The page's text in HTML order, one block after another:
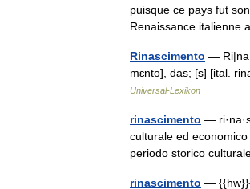
puisque ce pays fut
Renaissance
Rinascimento —
mɛnto], das; [s] [ital.
Universal-Lexikon
rinascimento —
culturale ed
periodo storico
rinascimento —